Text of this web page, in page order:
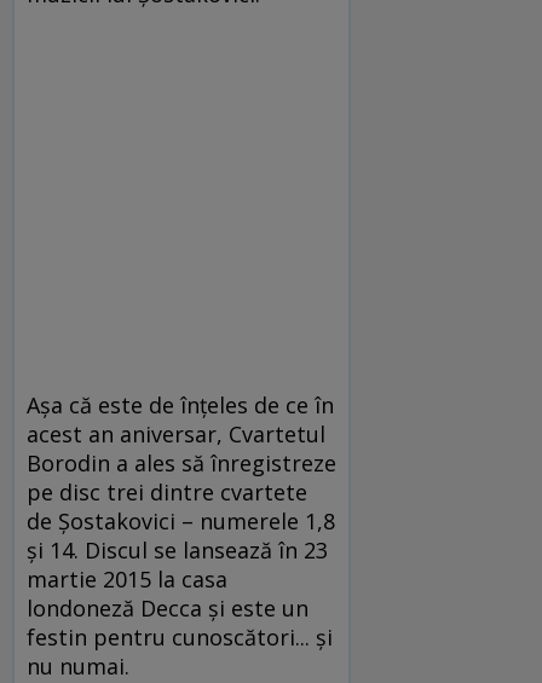
Așa că este de înțeles de ce în
acest an aniversar, Cvartetul
Borodin a ales să înregistreze
pe disc trei dintre cvartete
de Șostakovici – numerele 1,8
și 14. Discul se lansează în 23
martie 2015 la casa
londoneză Decca și este un
festin pentru cunoscători... și
nu numai.